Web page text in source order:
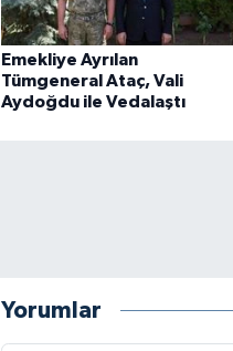
Emekliye Ayrılan
Tümgeneral Ataç, Vali
Aydoğdu ile Vedalaştı
Yorumlar